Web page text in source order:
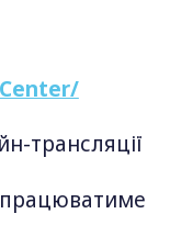
трансляції